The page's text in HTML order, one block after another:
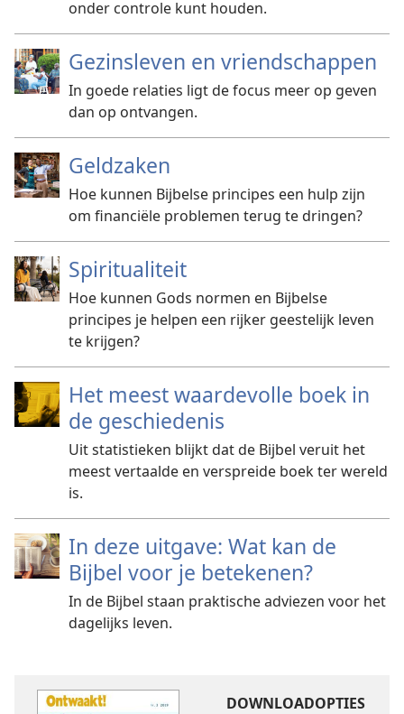
onder controle kunt houden.
Gezinsleven en vriendschappen
In goede relaties ligt de focus meer op geven
dan op ontvangen.
Geldzaken
Hoe kunnen Bijbelse principes een hulp zijn
om financiële problemen terug te dringen?
Spiritualiteit
Hoe kunnen Gods normen en Bijbelse
principes je helpen een rijker geestelijk leven
te krijgen?
Het meest waardevolle boek in
de geschiedenis
Uit statistieken blijkt dat de Bijbel veruit het
meest vertaalde en verspreide boek ter wereld
is.
In deze uitgave: Wat kan de
Bijbel voor je betekenen?
In de Bijbel staan praktische adviezen voor het
dagelijks leven.
DOWNLOADOPTIES